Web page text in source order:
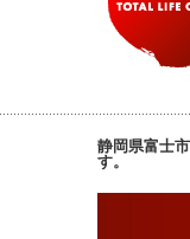
静岡県富士
す。